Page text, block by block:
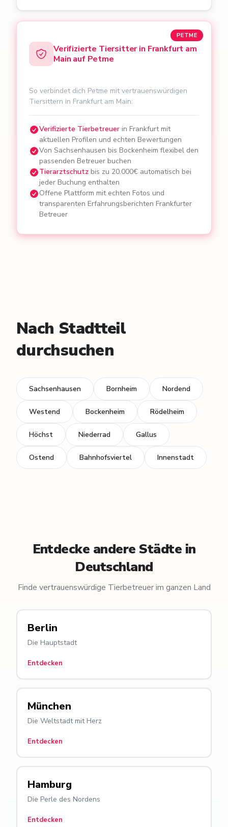
PETME
Verifizierte Tiersitter in Frankfurt am
Main auf Petme
So verbindet dich Petme mit vertrauenswürdigen
Tiersittern in Frankfurt am Main:
Verifizierte Tierbetreuer in Frankfurt mit
aktuellen Profilen und echten Bewertungen
Von Sachsenhausen bis Bockenheim flexibel den
passenden Betreuer buchen
Tierarztschutz bis zu 20.000€ automatisch bei
jeder Buchung enthalten
Offene Plattform mit echten Fotos und
transparenten Erfahrungsberichten Frankfurter
Betreuer
Nach Stadtteil
durchsuchen
Sachsenhausen Bornheim Nordend
Westend Bockenheim Rödelheim
Höchst Niederrad Gallus
Ostend Bahnhofsviertel Innenstadt
Entdecke andere Städte in
Deutschland
Finde vertrauenswürdige Tierbetreuer im ganzen Land
Berlin
Die Hauptstadt
Entdecken
München
Die Weltstadt mit Herz
Entdecken
Hamburg
Die Perle des Nordens
Entdecken